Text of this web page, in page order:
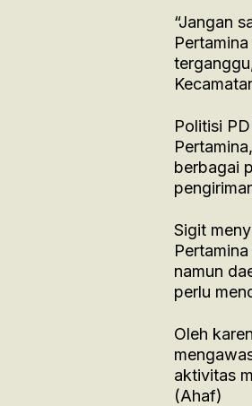
“Jangan
Politisi
berbagai
Sigit
namun
perlu
Oleh
aktivitas
(Ahaf)